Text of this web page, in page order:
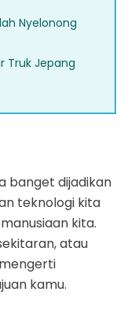
Nyelonong
Truk Jepang
banget dijadikan
teknologi kita
kita.
atau
kamu.